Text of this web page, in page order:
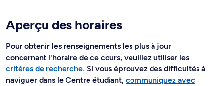
Aperçu des horaires
Pour obtenir les renseignements les plus à jour
concernant l'horaire de ce cours, veuillez utiliser les
critères de recherche. Si vous éprouvez des difficultés à
naviguer dans le Centre étudiant, communiquez avec